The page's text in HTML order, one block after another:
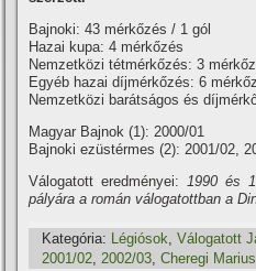
Bajnoki: 43 mérkőzés / 1 gól
Hazai kupa: 4 mérkőzés
Nemzetközi tétmérkőzés: 3
Egyéb hazai dí­jmérkőzés: 6
Nemzetközi barátságos és
Magyar Bajnok (1): 2000/01
Bajnoki ezüstérmes (2): 2001/02,
Válogatott eredményei: 1990 és
pályára a román válogatottban a
Kategória: Légiósok,Válogatott
2001/02,2002/03,Cheregi Marius